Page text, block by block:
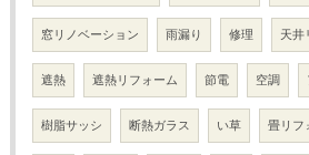
窓リノベーション 雨漏り 修理 天井
遮熱 遮熱リフォーム 節電 空調
樹脂サッシ 断熱ガラス い草 畳リフ